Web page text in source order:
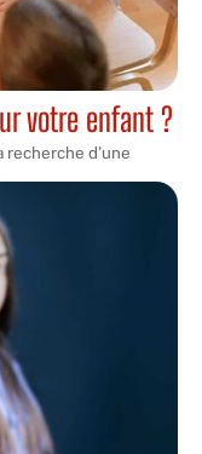
votre enfant ?
recherche d’une